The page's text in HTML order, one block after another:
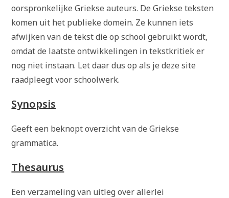
oorspronkelijke Griekse auteurs. De Griekse teksten
komen uit het publieke domein. Ze kunnen iets
afwijken van de tekst die op school gebruikt wordt,
omdat de laatste ontwikkelingen in tekstkritiek er
nog niet instaan. Let daar dus op als je deze site
raadpleegt voor schoolwerk.
Synopsis
Geeft een beknopt overzicht van de Griekse
grammatica.
Thesaurus
Een verzameling van uitleg over allerlei